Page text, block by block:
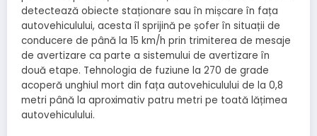
detectează obiecte staționare sau în mișcare în fața
autovehiculului, acesta îl sprijină pe șofer în situații de
conducere de până la 15 km/h prin trimiterea de mesaje
de avertizare ca parte a sistemului de avertizare în
două etape. Tehnologia de fuziune la 270 de grade
acoperă unghiul mort din fața autovehiculului de la 0,8
metri până la aproximativ patru metri pe toată lățimea
autovehiculului.